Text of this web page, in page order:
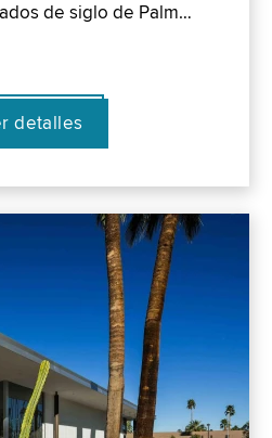
de siglo de Palm…
detalles